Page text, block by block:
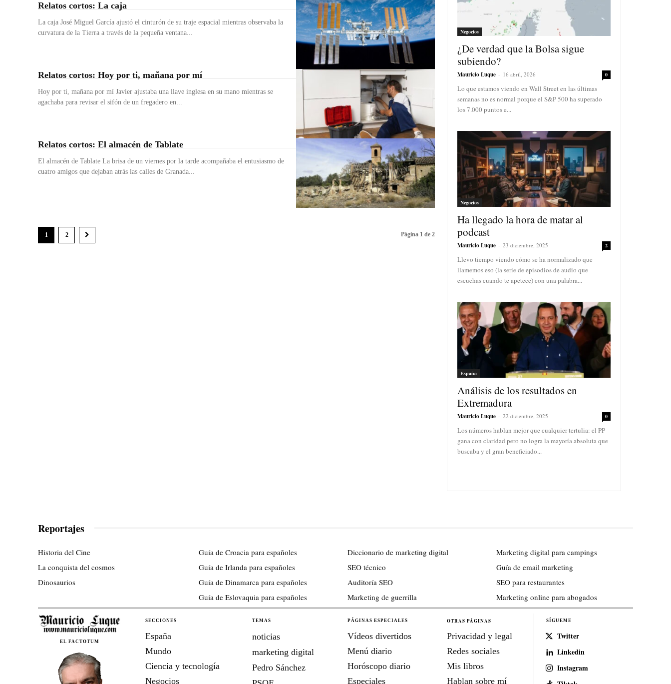
Relatos cortos: La caja
La caja José Miguel García ajustó el cinturón de su traje espacial mientras observaba la
curvatura de la Tierra a través de la pequeña ventana...
Relatos cortos: Hoy por ti, mañana por mí
Hoy por ti, mañana por mí Javier ajustaba una llave inglesa en su mano mientras se
agachaba para revisar el sifón de un fregadero en...
Relatos cortos: El almacén de Tablate
El almacén de Tablate La brisa de un viernes por la tarde acompañaba el entusiasmo de
cuatro amigos que dejaban atrás las calles de Granada...
1 2 Página 1 de 2
Negocios
¿De verdad que la Bolsa sigue
subiendo?
Mauricio Luque - 16 abril, 2026 0
Lo que estamos viendo en Wall Street en las últimas
semanas no es normal porque el S&P 500 ha superado
los 7.000 puntos e...
Negocios
Ha llegado la hora de matar al
podcast
Mauricio Luque - 23 diciembre, 2025 2
Llevo tiempo viendo cómo se ha normalizado que
llamemos eso (la serie de episodios de audio que
escuchas cuando te apetece) con una palabra...
España
Análisis de los resultados en
Extremadura
Mauricio Luque - 22 diciembre, 2025 0
Los números hablan mejor que cualquier tertulia: el PP
gana con claridad pero no logra la mayoría absoluta que
buscaba y el gran beneficiado...
Reportajes
Historia del Cine
La conquista del cosmos
Dinosaurios
Guía de Croacia para españoles
Guía de Irlanda para españoles
Guía de Dinamarca para españoles
Guía de Eslovaquia para españoles
Diccionario de marketing digital
SEO técnico
Auditoría SEO
Marketing de guerrilla
Marketing digital para campings
Guía de email marketing
SEO para restaurantes
Marketing online para abogados
EL FACTOTUM
SECCIONES
España
Mundo
Ciencia y tecnología
Negocios
TEMAS
noticias
marketing digital
Pedro Sánchez
PÁGINAS ESPECIALES
Vídeos divertidos
Menú diario
Horóscopo diario
Especiales
OTRAS PÁGINAS
Privacidad y legal
Redes sociales
Mis libros
Hablan sobre mí
SÍGUEME
Twitter
Linkedin
Instagram